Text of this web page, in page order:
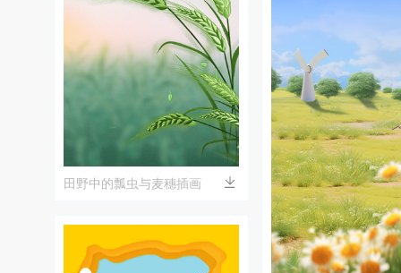
田野中的瓢虫与麦穗插画